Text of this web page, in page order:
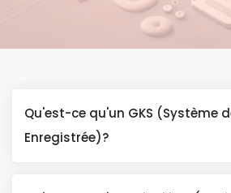
Qu'est-ce qu'un GKS (Système
Enregistrée)?